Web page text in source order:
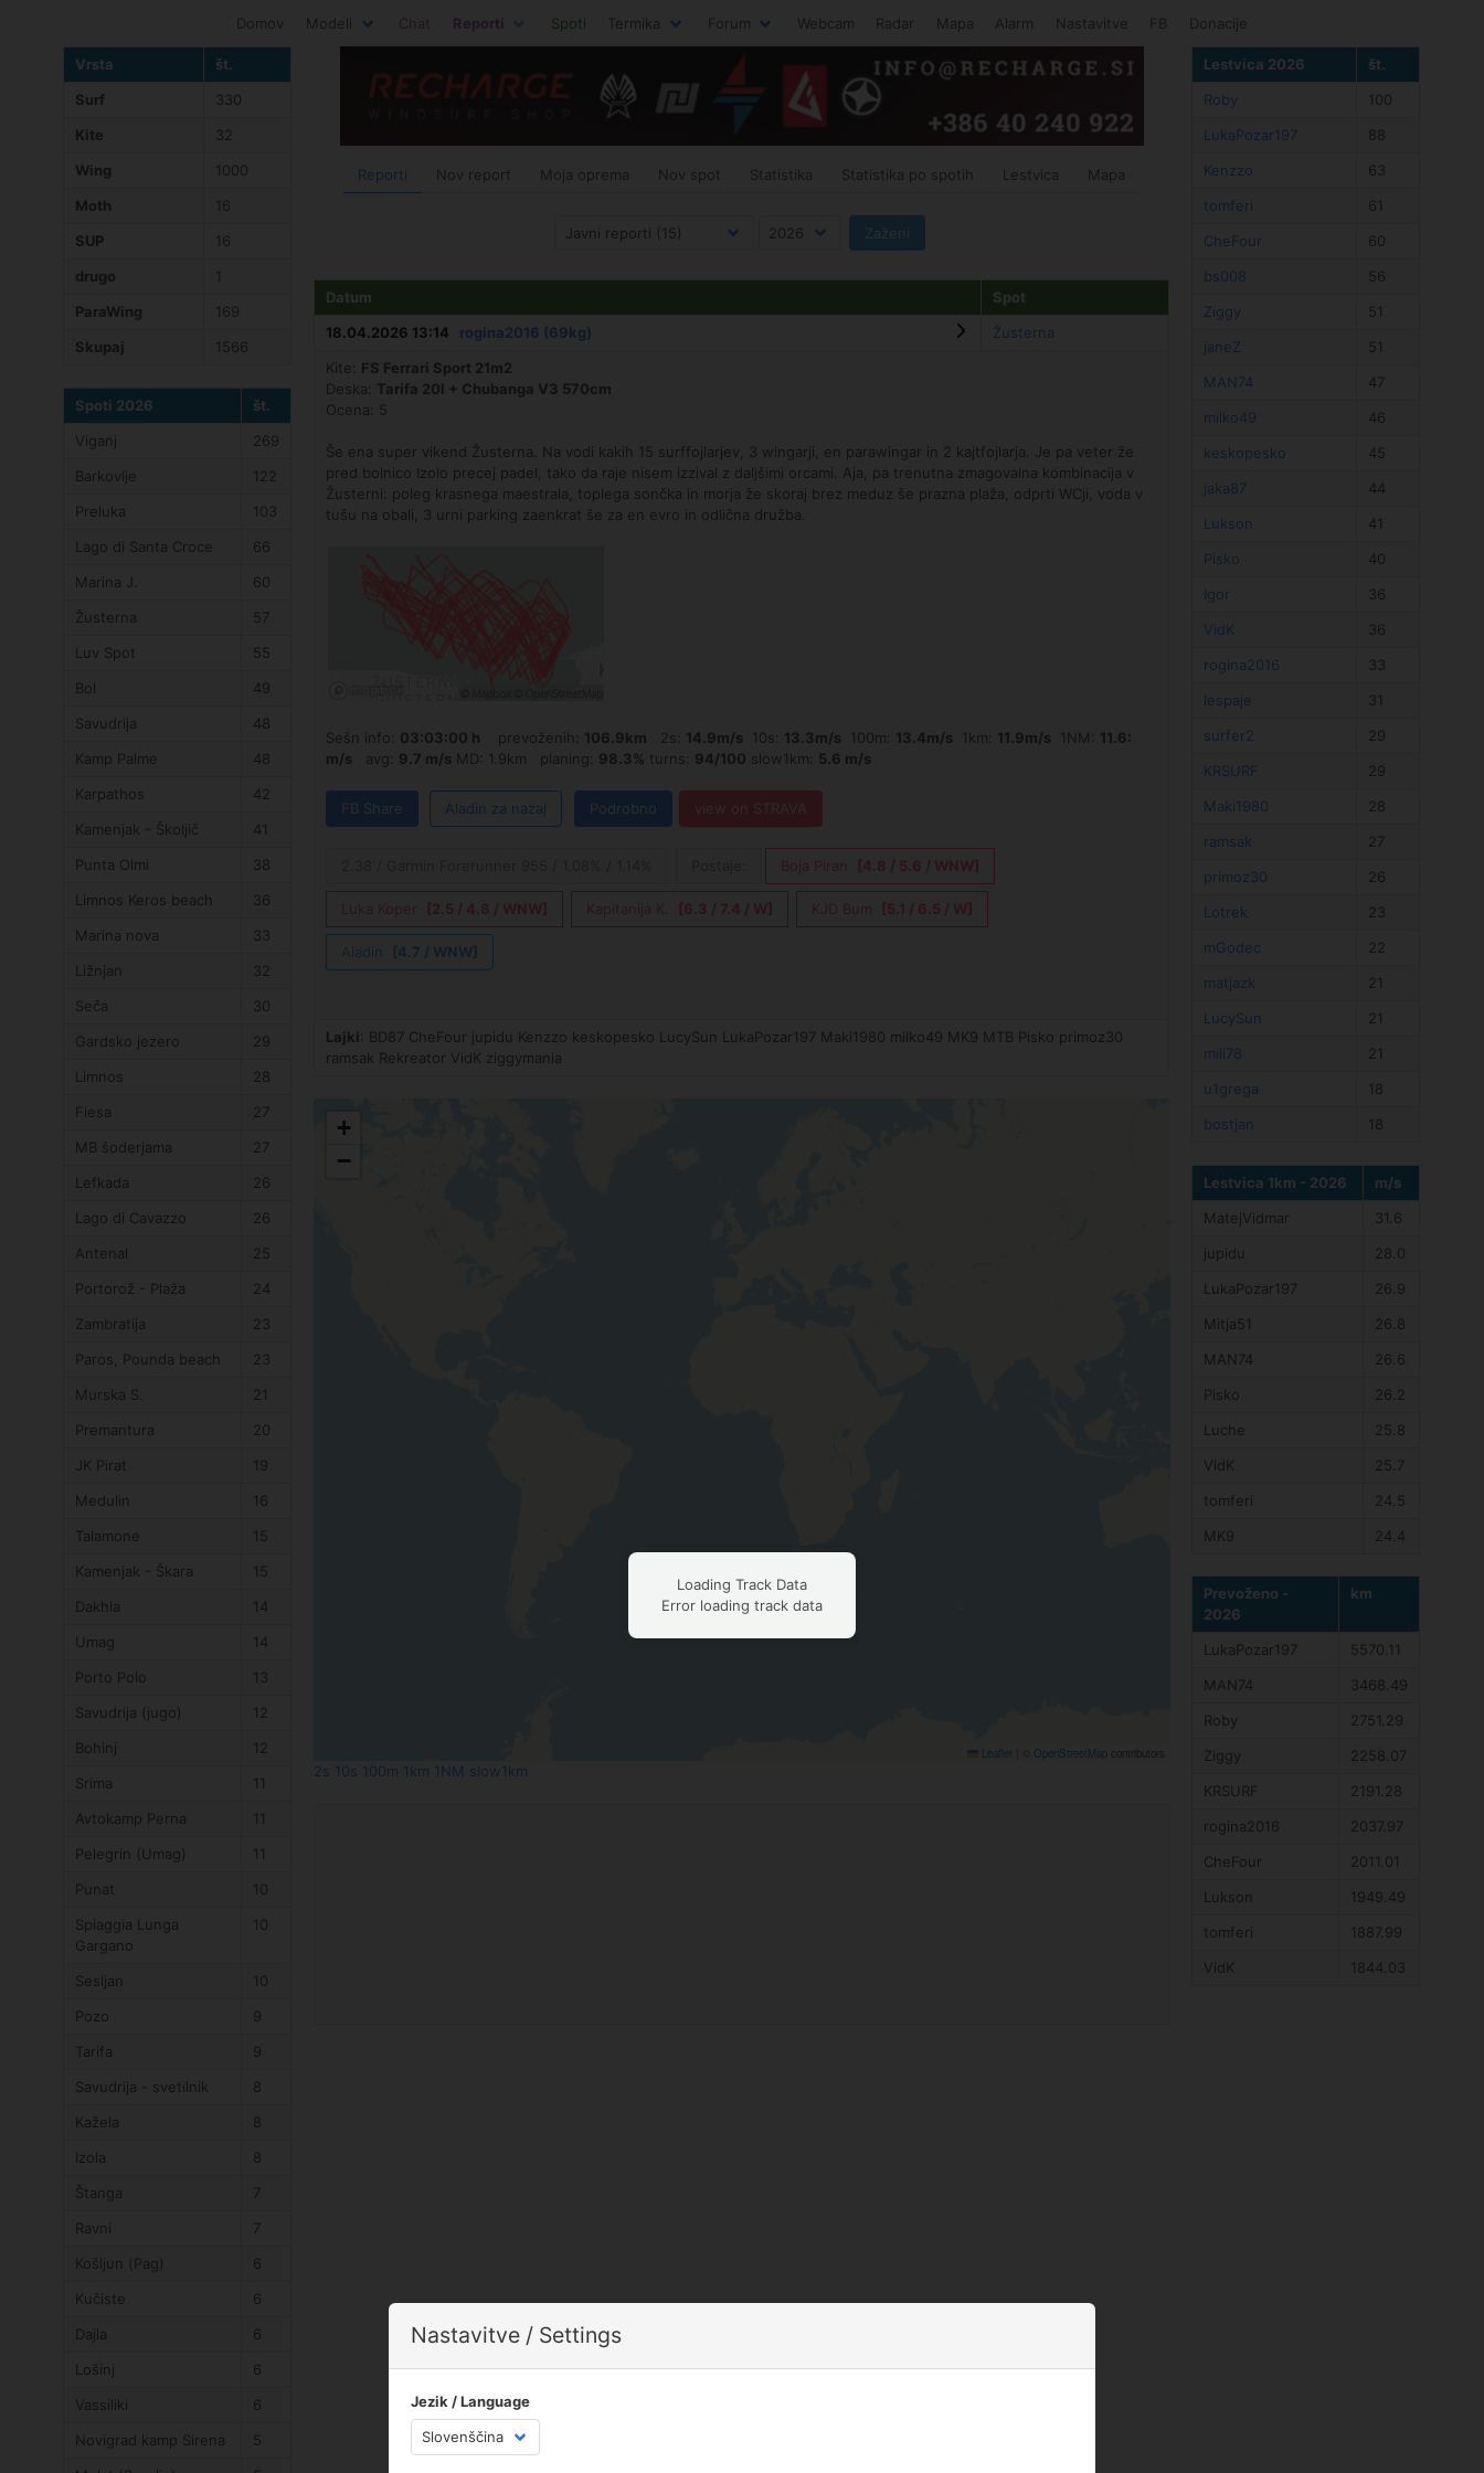
Domov Modeli Chat Reporti Spoti Termika Forum Webcam Radar Mapa Alarm Nastavitve FB Donacije
Nastavitve / Settings
Jezik / Language
Vrsta
št.
Surf
330
Kite
32
Wing
1000
Moth
16
SUP
16
drugo
1
ParaWing
169
Skupaj
1566
Spoti 2026
št.
Viganj
269
Barkovlje
122
Preluka
103
Lago di Santa Croce
66
Marina J.
60
Žusterna
57
Luv Spot
55
Bol
49
Savudrija
48
Kamp Palme
48
Karpathos
42
Kamenjak - Školjič
41
Punta Olmi
38
Limnos Keros beach
36
Marina nova
33
Ližnjan
32
Seča
30
Gardsko jezero
29
Limnos
28
Fiesa
27
MB šoderjama
27
Lefkada
26
Lago di Cavazzo
26
Antenal
25
Portorož - Plaža
24
Zambratija
23
Paros, Pounda beach
23
Murska S.
21
Premantura
20
JK Pirat
19
Medulin
16
Talamone
15
Kamenjak - Škara
15
Dakhla
14
Umag
14
Porto Polo
13
Savudrija (jugo)
12
Bohinj
12
Srima
11
Avtokamp Perna
11
Pelegrin (Umag)
11
Punat
10
Spiaggia Lunga
Gargano
10
Sesljan
10
Pozo
9
Tarifa
9
Savudrija - svetilnik
8
Kažela
8
Izola
8
Štanga
7
Ravni
7
Košljun (Pag)
6
Kučiste
6
Dajla
6
Lošinj
6
Vassiliki
6
Novigrad kamp Sirena
5
Reporti Nov report Moja oprema Nov spot Statistika Statistika po spotih Lestvica Mapa
Datum
Spot
18.04.2026 13:14 rogina2016 (69kg)
Žusterna
Kite: FS Ferrari Sport 21m2
Deska: Tarifa 20l + Chubanga V3 570cm
Ocena: 5
Še ena super vikend Žusterna. Na vodi kakih 15 surffojlarjev, 3 wingarji, en parawingar in 2 kajtfojlarja. Je pa veter že
pred bolnico Izolo precej padel, tako da raje nisem izzival z daljšimi orcami. Aja, pa trenutna zmagovalna kombinacija v
Žusterni: poleg krasnega maestrala, toplega sončka in morja že skoraj brez meduz še prazna plaža, odprti WCji, voda v
tušu na obali, 3 urni parking zaenkrat še za en evro in odlična družba.
Sešn info: 03:03:00 h prevoženih: 106.9km 2s: 14.9m/s 10s: 13.3m/s 100m: 13.4m/s 1km: 11.9m/s 1NM: 11.6:
m/s avg: 9.7 m/s MD: 1.9km planing: 98.3% turns: 94/100 slow1km: 5.6 m/s
FB Share Aladin za nazaj Podrobno view on STRAVA
Boja Piran [4.8 / 5.6 / WNW]
Luka Koper [2.5 / 4.8 / WNW] Kapitanija K. [6.3 / 7.4 / W] KJD Bum [5.1 / 6.5 / W]
Aladin [4.7 / WNW]
Lajki: BD87 CheFour jupidu Kenzzo keskopesko LucySun LukaPozar197 Maki1980 milko49 MK9 MTB Pisko primoz30
ramsak Rekreator VidK ziggymania
+
−
Leaflet OpenStreetMapcontributors
2s 10s 100m 1km 1NM slow1km
Loading Track Data
Error loading track data
Lestvica 2026
št.
Roby
100
LukaPozar197
88
Kenzzo
63
tomferi
61
CheFour
60
bs008
56
Ziggy
51
janeZ
51
MAN74
47
milko49
46
keskopesko
45
jaka87
44
Lukson
41
Pisko
40
Igor
36
VidK
36
rogina2016
33
lespaje
31
surfer2
29
KRSURF
29
Maki1980
28
ramsak
27
primoz30
26
Lotrek
23
mGodec
22
matjazk
21
LucySun
21
mili78
21
u1grega
18
bostjan
18
Lestvica 1km - 2026
m/s
MatejVidmar
31.6
jupidu
28.0
LukaPozar197
26.9
Mitja51
26.8
MAN74
26.6
Pisko
26.2
Luche
25.8
VidK
25.7
tomferi
24.5
MK9
24.4
Prevoženo -
2026
km
LukaPozar197
5570.11
MAN74
3468.49
Roby
2751.29
Ziggy
2258.07
KRSURF
2191.28
rogina2016
2037.97
CheFour
2011.01
Lukson
1949.49
tomferi
1887.99
VidK
1844.03